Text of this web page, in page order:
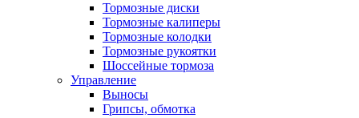
Тормозные диски
Тормозные калиперы
Тормозные колодки
Тормозные рукоятки
Шоссейные тормоза
Управление
Выносы
Грипсы, обмотка